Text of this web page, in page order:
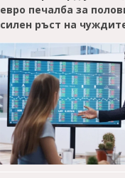
евро печалба за
силен ръст на